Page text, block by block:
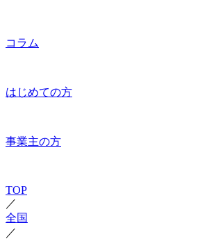
コラム
はじめての方
事業主の方
TOP
／
全国
／